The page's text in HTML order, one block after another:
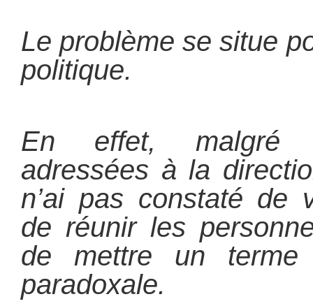
Le problème se situe
politique.
En effet, malgré
adressées à la
n’ai pas constaté de
de réunir les
de mettre un
paradoxale.